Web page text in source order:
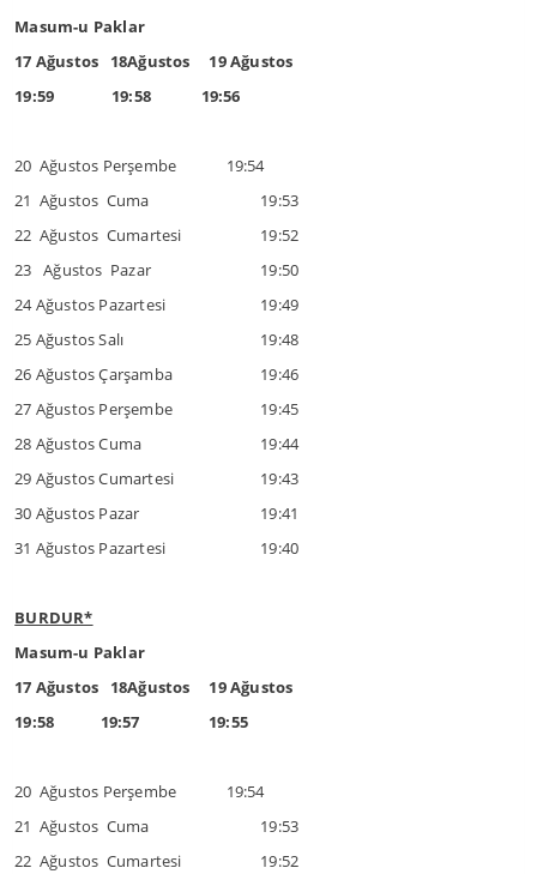
Masum-u Paklar
17 Ağustos 18Ağustos 19 Ağustos
19:59 19:58 19:56
20 Ağustos Perşembe 19:54
21 Ağustos Cuma
19:53
22 Ağustos Cumartesi
19:52
23 Ağustos Pazar
19:50
24 Ağustos Pazartesi
19:49
25 Ağustos Salı
19:48
26 Ağustos Çarşamba
19:46
27 Ağustos Perşembe
19:45
28 Ağustos Cuma
19:44
29 Ağustos Cumartesi
19:43
30 Ağustos Pazar
19:41
31 Ağustos Pazartesi
19:40
BURDUR*
Masum-u Paklar
17 Ağustos 18Ağustos 19 Ağustos
19:58 19:57 19:55
20 Ağustos Perşembe 19:54
21 Ağustos Cuma
19:53
22 Ağustos Cumartesi
19:52